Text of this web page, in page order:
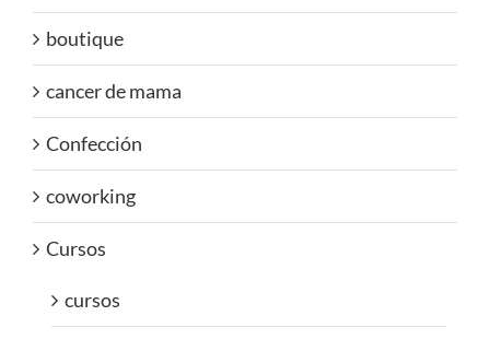
boutique
cancer de mama
Confección
coworking
Cursos
cursos